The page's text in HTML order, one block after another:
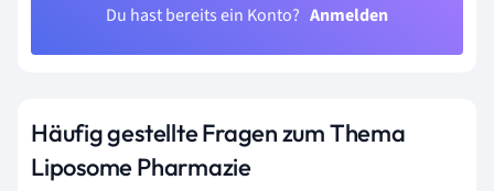
Du hast bereits ein Konto? Anmelden
Häufig gestellte Fragen zum Thema
Liposome Pharmazie